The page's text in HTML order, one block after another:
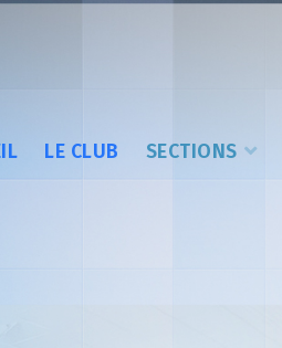
LE CLUB SECTIONS